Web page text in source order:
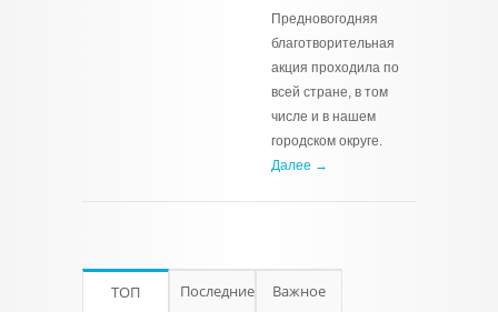
Предновогодняя
благотворительная
акция проходила по
всей стране, в том
числе и в нашем
городском округе.
Далее →
ТОП Последние Важное